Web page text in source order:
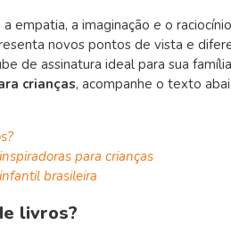
empatia, a imaginação e o
novos pontos de vista e
de assinatura ideal para sua
crianças, acompanhe o texto
para crianças
brasileira
livros?